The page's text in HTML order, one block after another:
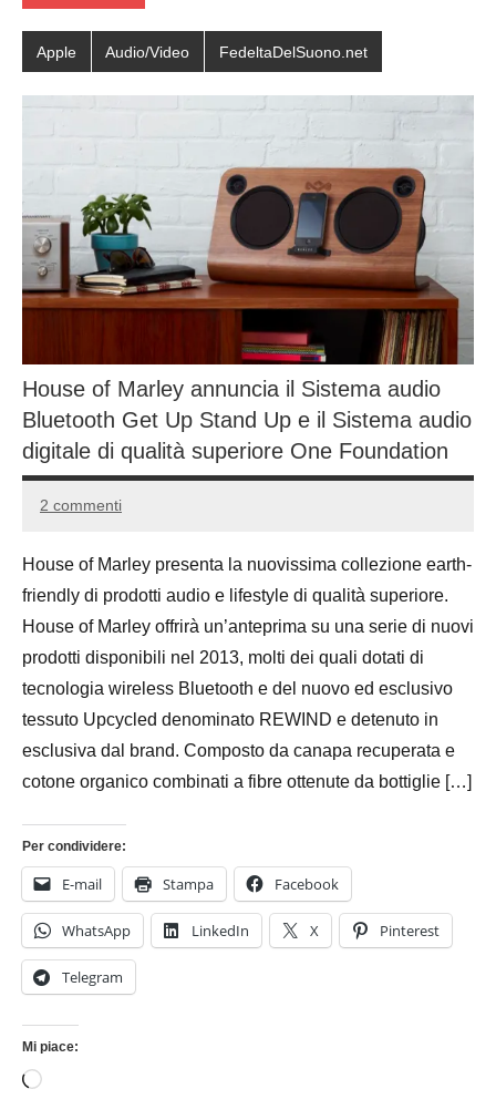
Apple Audio/Video FedeltaDelSuono.net
House of Marley annuncia il Sistema audio
Bluetooth Get Up Stand Up e il Sistema audio
digitale di qualità superiore One Foundation
12
2015
Andrea
2 commenti
House of Marley presenta la nuovissima collezione earth-
friendly di prodotti audio e lifestyle di qualità superiore.
House of Marley offrirà un’anteprima su una serie di nuovi
prodotti disponibili nel 2013, molti dei quali dotati di
tecnologia wireless Bluetooth e del nuovo ed esclusivo
tessuto Upcycled denominato REWIND e detenuto in
esclusiva dal brand. Composto da canapa recuperata e
cotone organico combinati a fibre ottenute da bottiglie […]
Per condividere:
E-mail Stampa Facebook
WhatsApp LinkedIn X Pinterest
Telegram
Mi piace:
Caricamento